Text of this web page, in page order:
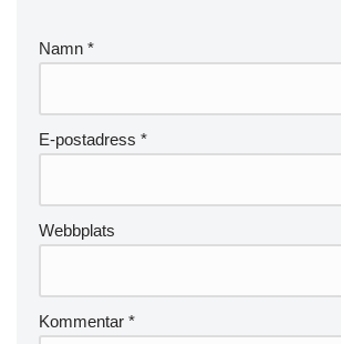
Namn *
E-postadress *
Webbplats
Kommentar *